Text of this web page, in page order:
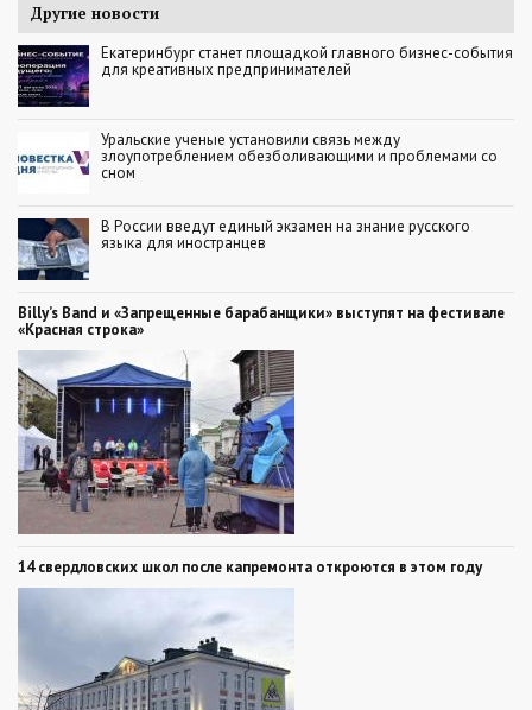
Другие новости
Екатеринбург станет площадкой главного бизнес-события
для креативных предпринимателей
Уральские ученые установили связь между
злоупотреблением обезболивающими и проблемами со
сном
В России введут единый экзамен на знание русского
языка для иностранцев
Billy’s Band и «Запрещенные барабанщики» выступят на фестивале
«Красная строка»
14 свердловских школ после капремонта откроются в этом году